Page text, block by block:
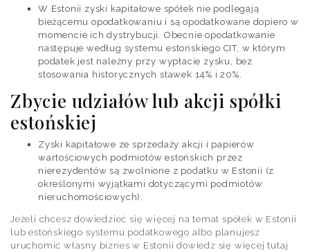
W Estonii zyski kapitałowe spółek nie podlegają
bieżącemu opodatkowaniu i są opodatkowane dopiero w
momencie ich dystrybucji. Obecnie opodatkowanie
następuje według systemu estońskiego CIT, w którym
podatek jest należny przy wypłacie zysku, bez
stosowania historycznych stawek 14% i 20%.
Zbycie udziałów lub akcji spółki
estońskiej
Zyski kapitałowe ze sprzedaży akcji i papierów
wartościowych podmiotów estońskich przez
nierezydentów są zwolnione z podatku w Estonii (z
określonymi wyjątkami dotyczącymi podmiotów
nieruchomościowych).
Jeżeli chcesz dowiedzieć się więcej na temat spółek w Estonii
lub estońskiego systemu podatkowego albo planujesz
uruchomić własny biznes w Estonii dowiedz się więcej tutaj